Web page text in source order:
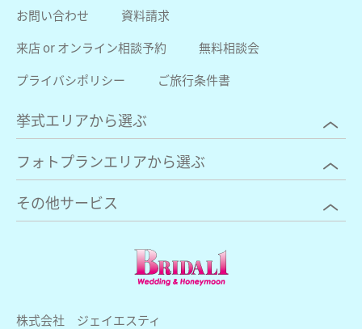
株式会社 ジェイエスティ
お問い合わせ
資料請求
来店 or オンライン相談予約
無料相談会
プライバシポリシー
ご旅行条件書
挙式エリアから選ぶ
フォトプランエリアから選ぶ
その他サービス